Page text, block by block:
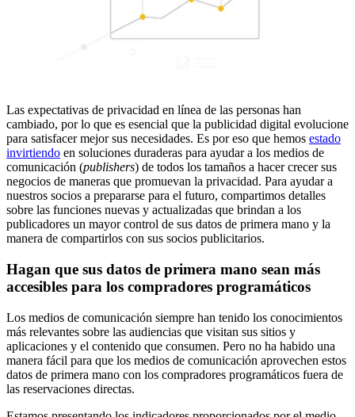
Las expectativas de privacidad en línea de las personas han
cambiado, por lo que es esencial que la publicidad digital evolucione
para satisfacer mejor sus necesidades. Es por eso que hemos estado
invirtiendo en soluciones duraderas para ayudar a los medios de
comunicación (publishers) de todos los tamaños a hacer crecer sus
negocios de maneras que promuevan la privacidad. Para ayudar a
nuestros socios a prepararse para el futuro, compartimos detalles
sobre las funciones nuevas y actualizadas que brindan a los
publicadores un mayor control de sus datos de primera mano y la
manera de compartirlos con sus socios publicitarios.
Hagan que sus datos de primera mano sean más
accesibles para los compradores programáticos
Los medios de comunicación siempre han tenido los conocimientos
más relevantes sobre las audiencias que visitan sus sitios y
aplicaciones y el contenido que consumen. Pero no ha habido una
manera fácil para que los medios de comunicación aprovechen estos
datos de primera mano con los compradores programáticos fuera de
las reservaciones directas.